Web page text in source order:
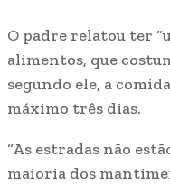
O padre relatou ter
alimentos, que
segundo ele, a
máximo três dias.
“As estradas não
maioria dos